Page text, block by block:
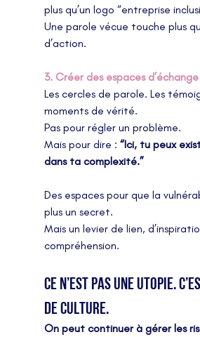
plus qu’un logo “entreprise
Une parole vécue touche plus
d’action.
3. Créer des espaces
Les cercles de parole. Les
moments de vérité.
Pas pour régler un problème.
Mais pour dire : “Ici, tu peux
dans ta complexité.”
Des espaces pour que la
plus un secret.
Mais un levier de lien,
compréhension.
Ce n’est pas une utopie.
de culture.
On peut continuer à gérer les